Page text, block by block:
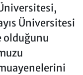
Üniversitesi
olduğunu